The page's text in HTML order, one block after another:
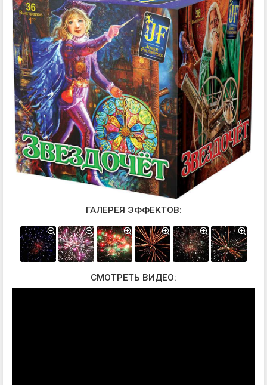
ГАЛЕРЕЯ ЭФФЕКТОВ:
СМОТРЕТЬ ВИДЕО: